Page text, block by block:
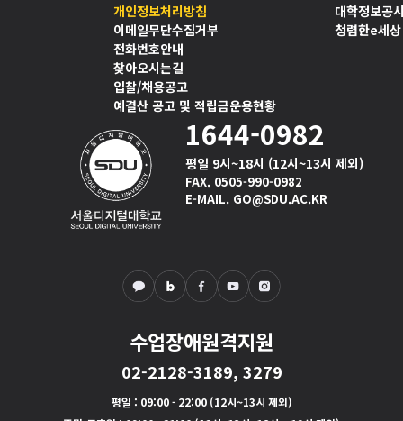
개인정보처리방침
이메일무단수집거부
전화번호안내
찾아오시는길
입찰/채용공고
예결산 공고 및 적립금운용현황
대학정보공
청렴한e세상
1644-0982
평일 9시~18시 (12시~13시 제외)
FAX. 0505-990-0982
E-MAIL. GO@SDU.AC.KR
수업장애원격지원
02-2128-3189, 3279
평일 : 09:00 - 22:00 (12시~13시 제외)